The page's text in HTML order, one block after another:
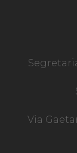
Via